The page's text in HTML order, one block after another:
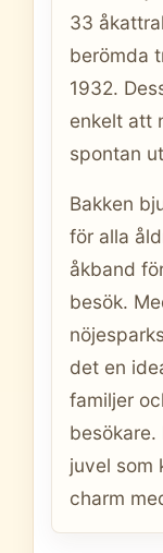
33
berömda
1932.
enkelt att
spontan
Bakken
för alla
åkband
besök.
det en
familjer
besökare.
juvel som
charm